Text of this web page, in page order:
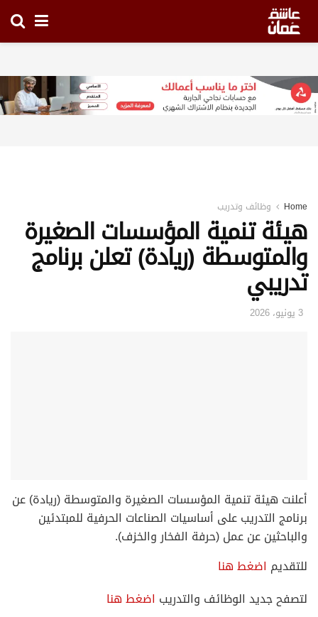
Home وظائف وتدريب
هيئة تنمية المؤسسات الصغيرة
والمتوسطة (ريادة) تعلن برنامج
تدريبي
3 يونيو، 2026
أعلنت هيئة تنمية المؤسسات الصغيرة والمتوسطة (ريادة) عن
برنامج التدريب على أساسيات الصناعات الحرفية للمبتدئين
والباحثين عن عمل (حرفة الفخار والخزف).
للتقديم اضغط هنا
لتصفح جديد الوظائف والتدريب اضغط هنا